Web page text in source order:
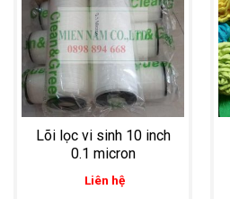
Lõi lọc vi sinh 10 inch
0.1 micron
Liên hệ